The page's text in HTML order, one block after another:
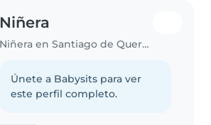
Niñera
Niñera en Santiago de Querétaro
Únete a Babysits para ver
este perfil completo.